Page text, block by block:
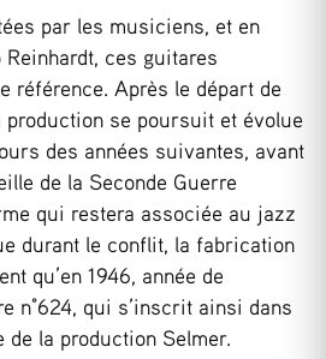
par les musiciens, et en
ces guitares
référence. Après le départ de
production se poursuit et évolue
des années suivantes, avant
de la Seconde Guerre
qui restera associée au jazz
durant le conflit, la fabrication
qu’en 1946, année de
n°624, qui s’inscrit ainsi dans
de la production Selmer.